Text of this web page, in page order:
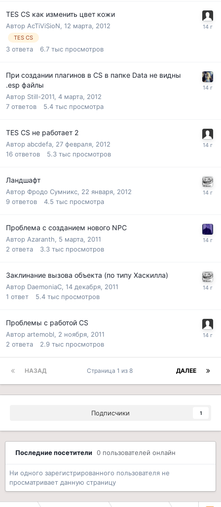
TES CS как изменить цвет кожи
Автор AcTiViSioN, 12 марта, 2012
TES CS
3 ответа 6.7 тыс просмотров
При создании плагинов в CS в папке Data не видны
.esp файлы
Автор Still-2011, 4 марта, 2012
7 ответов 5.4 тыс просмотра
TES CS не работает 2
Автор abcdefa, 27 февраля, 2012
16 ответов 5.3 тыс просмотров
Ландшафт
Автор Фродо Сумникс, 22 января, 2012
9 ответов 4.5 тыс просмотра
Проблема с созданием нового NPC
Автор Azaranth, 5 марта, 2011
2 ответа 3.3 тыс просмотров
Заклинание вызова объекта (по типу Хаскилла)
Автор DaemoniaC, 14 декабря, 2011
1 ответ 5.4 тыс просмотров
Проблемы с работой CS
Автор artemobl, 2 ноября, 2011
2 ответа 2.9 тыс просмотров
НАЗАД ДАЛЕЕ
Страница 1 из 8
Подписчики 1
Последние посетители 0 пользователей онлайн
Ни одного зарегистрированного пользователя не
просматривает данную страницу